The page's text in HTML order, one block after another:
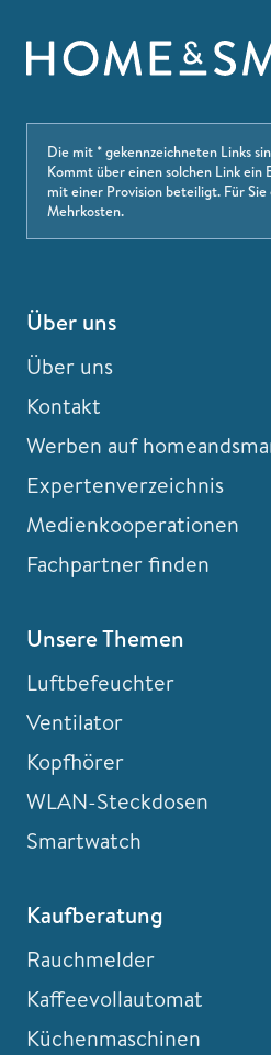
Die mit * gekennzeichneten Links
Kommt über einen solchen Link ein
mit einer Provision beteiligt. Für
Mehrkosten.
Über uns
Über uns
Kontakt
Werben auf
Expertenverzeichnis
Medienkooperationen
Fachpartner finden
Unsere Themen
Luftbefeuchter
Ventilator
Kopfhörer
WLAN-Steckdosen
Smartwatch
Kaufberatung
Rauchmelder
Kaffeevollautomat
Küchenmaschinen